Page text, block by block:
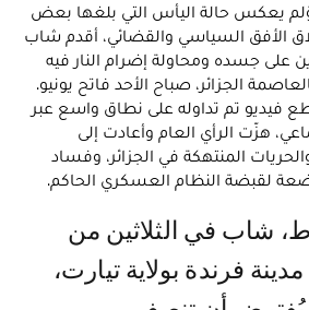
يعكس حالة اليأس التي بلغها بعض
الأفق السياسي والقضائي، أقدم شاب
على جسده ومحاولة إضرام النار فيه
الجزائر، صباح الأحد فاتح يونيو.
فيديو تم تداوله على نطاق واسع عبر
هزّت الرأي العام وأعادت إلى
المنتهكة في الجزائر، وفساد
لقبضة النظام العسكري الحاكم.
فرندة بولاية تيارت،